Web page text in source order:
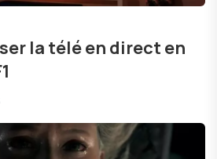
la télé en direct en